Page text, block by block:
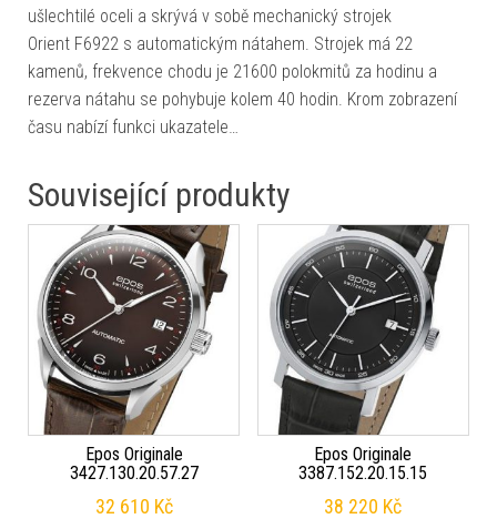
ušlechtilé oceli a skrývá v sobě mechanický strojek
Orient F6922 s automatickým nátahem. Strojek má 22
kamenů, frekvence chodu je 21600 polokmitů za hodinu a
rezerva nátahu se pohybuje kolem 40 hodin. Krom zobrazení
času nabízí funkci ukazatele…
Související produkty
Epos Originale
3427.130.20.57.27
32 610 Kč
Epos Originale
3387.152.20.15.15
38 220 Kč